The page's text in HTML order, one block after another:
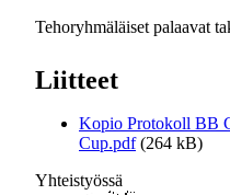
Tehoryhmäläiset palaavat
Liitteet
Kopio Protokoll BB
Cup.pdf (264 kB)
Yhteistyössä